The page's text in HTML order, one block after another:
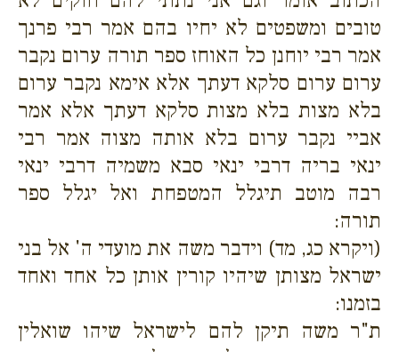
טובים ומשפטים לא יחיו בהם אמר רבי פרנך
אמר רבי יוחנן כל האוחז ספר תורה ערום נקבר
ערום ערום סלקא דעתך אלא אימא נקבר ערום
בלא מצות בלא מצות סלקא דעתך אלא אמר
אביי נקבר ערום בלא אותה מצוה אמר רבי
ינאי בריה דרבי ינאי סבא משמיה דרבי ינאי
רבה מוטב תיגלל המטפחת ואל יגלל ספר
תורה:
(ויקרא כג, מד) וידבר משה את מועדי ה' אל בני
ישראל מצותן שיהיו קורין אותן כל אחד ואחד
בזמנו:
ת"ר משה תיקן להם לישראל שיהו שואלין